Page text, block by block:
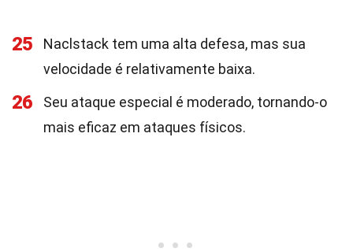
25
Naclstack tem uma alta defesa, mas sua
velocidade é relativamente baixa.
26
Seu ataque especial é moderado, tornando-o
mais eficaz em ataques físicos.